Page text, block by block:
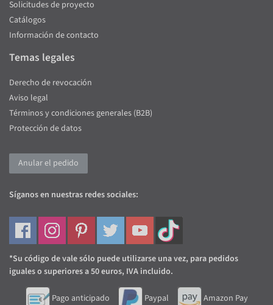
Solicitudes de proyecto
Catálogos
Información de contacto
Temas legales
Derecho de revocación
Aviso legal
Términos y condiciones generales (B2B)
Protección de datos
Anular el pedido
Síganos en nuestras redes sociales:
*Su código de vale sólo puede utilizarse una vez, para pedidos
iguales o superiores a 50 euros, IVA incluido.
Pago anticipado Paypal Amazon Pay